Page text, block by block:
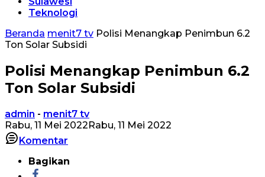
Teknologi
Beranda menit7 tv Polisi Menangkap Penimbun 6.2
Ton Solar Subsidi
Polisi Menangkap Penimbun 6.2
Ton Solar Subsidi
admin - menit7 tv
Rabu, 11 Mei 2022Rabu, 11 Mei 2022
Komentar
Bagikan